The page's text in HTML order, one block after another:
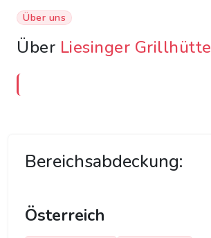
Über uns
Über Liesinger Grillhütte
Bereichsabdeckung:
Österreich